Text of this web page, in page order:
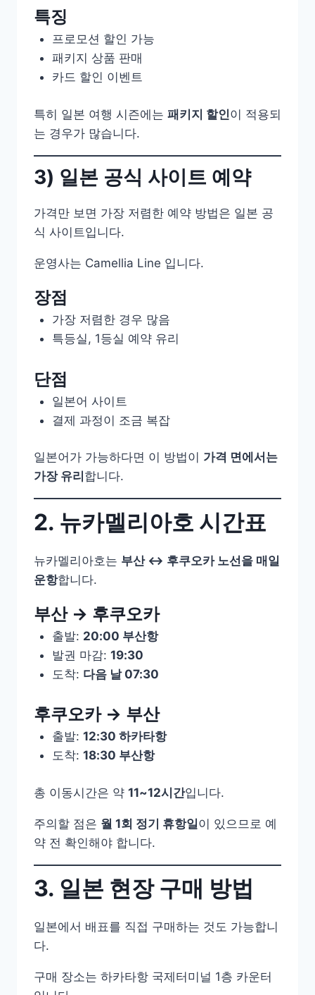
특징
프로모션 할인 가능
패키지 상품 판매
카드 할인 이벤트
특히 일본 여행 시즌에는 패키지 할인이 적용되
는 경우가 많습니다.
3) 일본 공식 사이트 예약
가격만 보면 가장 저렴한 예약 방법은 일본 공
식 사이트입니다.
운영사는 Camellia Line 입니다.
장점
가장 저렴한 경우 많음
특등실, 1등실 예약 유리
단점
일본어 사이트
결제 과정이 조금 복잡
일본어가 가능하다면 이 방법이 가격 면에서는
가장 유리 합니다.
2. 뉴카멜리아호 시간표
뉴카멜리아호는 부산 ↔ 후쿠오카 노선을 매일
운항합니다.
부산 → 후쿠오카
출발: 20:00 부산항
발권 마감: 19:30
도착: 다음 날 07:30
후쿠오카 → 부산
출발: 12:30 하카타항
도착: 18:30 부산항
총 이동시간은 약 11~12시간입니다.
주의할 점은 월 1회 정기 휴항일이 있으므로 예
약 전 확인해야 합니다.
3. 일본 현장 구매 방법
일본에서 배표를 직접 구매하는 것도 가능합니
다.
구매 장소는 하카타항 국제터미널 1층 카운터